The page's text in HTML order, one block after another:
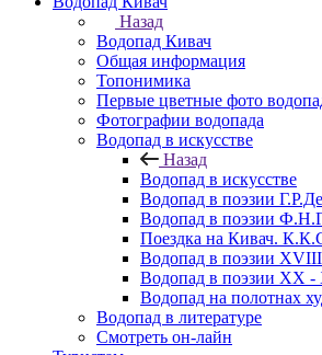
Назад
Водопад Кивач
Общая информация
Топонимика
Первые цветные фото
Фотографии водопада
Водопад в искусстве
Назад
Водопад в искусстве
Водопад в поэзии
Водопад в поэзии
Поездка на Кивач.
Водопад в поэзии
Водопад в поэзии XX -
Водопад на полотнах
Водопад в литературе
Смотреть он-лайн